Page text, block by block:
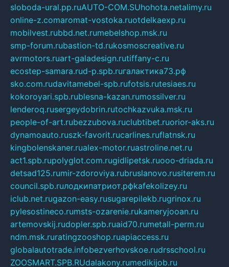
sloboda-ural.pp.ruAUTO-COM.SUhohota.netalimy.ru
online-z.comaromat-vostoka.ruotdelkaexp.ru
mobilvest.rubbd.net.rumebelshop.msk.ru
smp-forum.rubastion-td.rukosmoscreative.ru
avrmotors.ruart-galadesign.rutiffany-c.ru
ecostep-samara.rud-p.spb.ruгалактика73.рф
sko.com.rudavitamebel-spb.rufotsis.rutesiaes.ru
kokoroyari.spb.rublesna-kazan.rumossilver.ru
lenderoq.rusergeydobrin.rutochkazvuka.msk.ru
people-of-art.rubezzubova.ruclubtibet.ruorior-aks.ru
dynamoauto.ruszk-favorit.rucarlines.ruflatnsk.ru
kingbolenskaner.rualex-motor.ruastroline.net.ru
act1.spb.rupolyglot.com.rugidlipetsk.ruooo-driada.ru
detsad125.rumir-zdoroviya.rubruslanovo.rusiterem.ru
council.spb.ruлодкипатриот.рфkafekolizey.ru
iclub.net.rugazon-easy.rusugarepilekb.rugrinox.ru
pylesostineco.rumsts-ozarenie.rukameryjooan.ru
artemovskij.rudopler.spb.ruaid70.rumetall-perm.ru
ndm.msk.ruratingzooshop.ruapiaccess.ru
globalautotrade.infobezverhovskoe.rudrsschool.ru
ZOOSMART.SPB.RUdalakony.rumedikijob.ru